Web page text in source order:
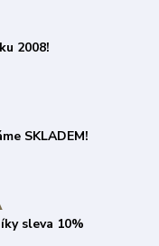
2008!
SKLADEM!
sleva 10%